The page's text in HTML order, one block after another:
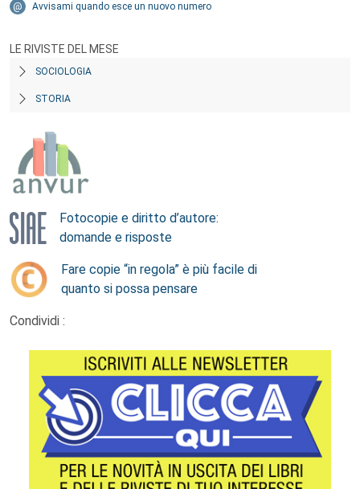
Avvisami quando esce un nuovo numero
LE RIVISTE DEL MESE
SOCIOLOGIA
STORIA
Fotocopie e diritto d’autore:
domande e risposte
Fare copie “in regola” è più facile di
quanto si possa pensare
Condividi :